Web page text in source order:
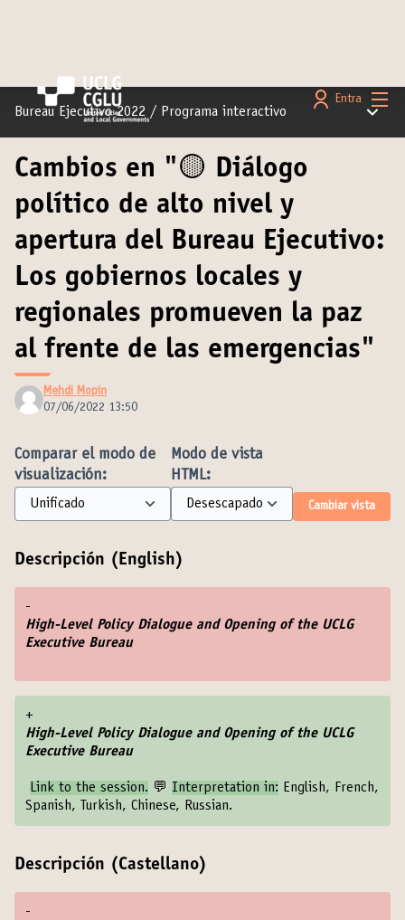
Entra
Bureau Ejecutivo 2022 / Programa interactivo Menú
Cambios en "🟡 Diálogo
político de alto nivel y
apertura del Bureau Ejecutivo:
Los gobiernos locales y
regionales promueven la paz
al frente de las emergencias"
Mehdi Mopin
07/06/2022 13:50
Comparar el modo de
visualización:
Modo de vista
HTML:
Cambiar vista
Descripción (English)
-
High-Level Policy Dialogue and Opening of the UCLG
Executive Bureau
+
High-Level Policy Dialogue and Opening of the UCLG
Executive Bureau
Link to the session. 💬 Interpretation in: English, French,
Spanish, Turkish, Chinese, Russian.
Descripción (Castellano)
-